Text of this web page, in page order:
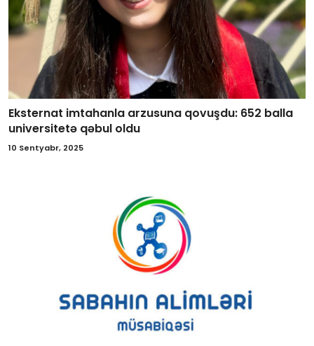
Eksternat imtahanla arzusuna qovuşdu: 652 balla
universitetə qəbul oldu
10 Sentyabr, 2025